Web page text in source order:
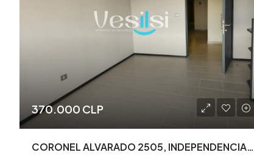
370.000 CLP
CORONEL ALVARADO 2505, INDEPENDENCIA (VE0331)